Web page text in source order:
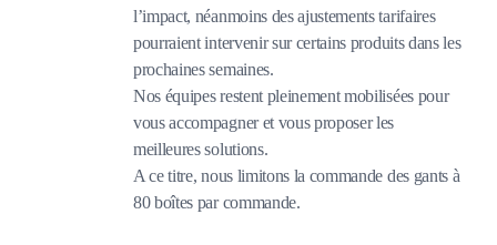
l’impact, néanmoins des ajustements tarifaires
pourraient intervenir sur certains produits dans les
prochaines semaines.
Nos équipes restent pleinement mobilisées pour
vous accompagner et vous proposer les
meilleures solutions.
A ce titre, nous limitons la commande des gants à
80 boîtes par commande.